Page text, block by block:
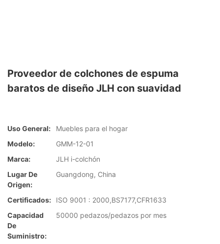
Proveedor de colchones de espuma
baratos de diseño JLH con suavidad
Uso General:
Muebles para el hogar
Modelo:
GMM-12-01
Marca:
JLH i-colchón
Lugar De
Origen:
Guangdong, China
Certificados:
ISO 9001 : 2000,BS7177,CFR1633
Capacidad
De
Suministro:
50000 pedazos/pedazos por mes